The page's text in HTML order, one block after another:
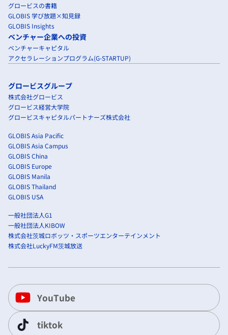
グロービスの書籍
GLOBIS 学び放題×知見録
GLOBIS Insights
ベンチャー企業への投資
ベンチャーキャピタル
アクセラレーションプログラム(G-STARTUP)
グロービスグループ
株式会社グロービス
グロービス経営大学院
グロービスキャピタルパートナーズ株式会社
GLOBIS Asia Pacific
GLOBIS Asia Campus
GLOBIS China
GLOBIS Europe
GLOBIS Manila
GLOBIS Thailand
GLOBIS USA
一般社団法人G1
一般社団法人KIBOW
株式会社茨城ロボッツ・スポーツエンターテインメント
株式会社LuckyFM茨城放送
YouTube
tiktok